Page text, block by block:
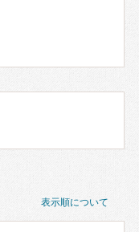
表示順について